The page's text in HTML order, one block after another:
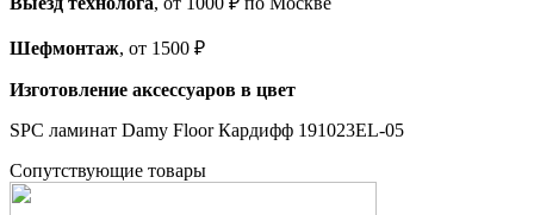
Шефмонтаж, от 1500 ₽
Изготовление аксессуаров в цвет
SPC ламинат Damy Floor Кардифф 191023EL-05
Cопутствующие товары